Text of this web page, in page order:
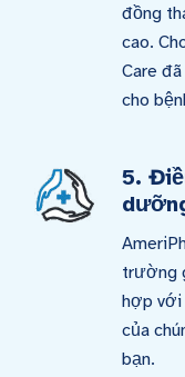
đồng
cao.
Care
cho
5.
trường
hợp với
của
bạn.